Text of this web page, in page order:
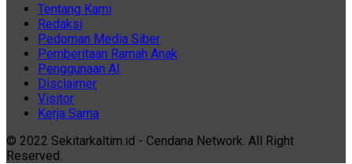
Tentang Kami
Redaksi
Pedoman Media Siber
Pemberitaan Ramah Anak
Penggunaan AI
Disclaimer
Visitor
Kerja Sama
© 2022 Sekitarkaltim.id - Cendana Network. All Right
Reserved.